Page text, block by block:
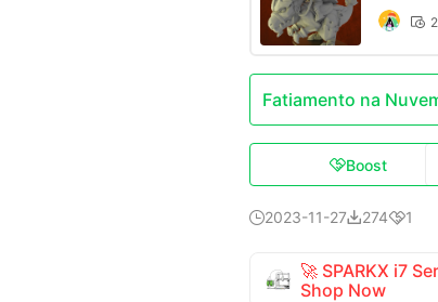

Fatiamento na
Boost
2023-11-272741
🚀 SPARKX i7
Shop Now